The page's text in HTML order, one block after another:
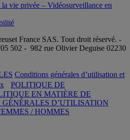
la vie privée – Vidéosurveillance en
France SAS. Tout droit réservé. -
502 - 982 rue Olivier Deguise 02230
Conditions générales d’utilisation et
POLITIQUE DE
EN MATIÈRE DE
D’UTILISATION
/ HOMMES